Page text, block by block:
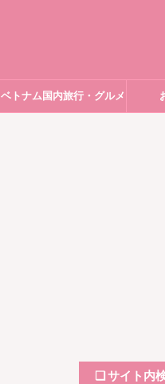
ベトナム国内旅行・グルメ
❏ サイト内